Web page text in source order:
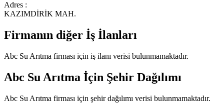
Adres :
KAZIMDİRİK MAH.
Firmanın diğer İş İlanları
Abc Su Arıtma firması için iş ilanı verisi bulunmamaktadır.
Abc Su Arıtma İçin Şehir Dağılımı
Abc Su Arıtma firması için şehir dağılımı verisi bulunmamaktadır.